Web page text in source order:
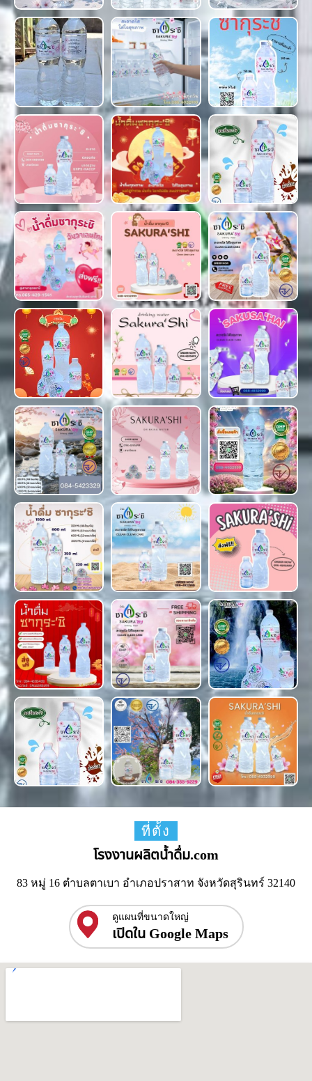
ที่ตั้ง
โรงงานผลิตน้ำดื่ม.com
83 หมู่ 16 ตำบลตาเบา อำเภอปราสาท จังหวัดสุรินทร์ 32140
ดูแผนที่ขนาดใหญ่
เปิดใน Google Maps